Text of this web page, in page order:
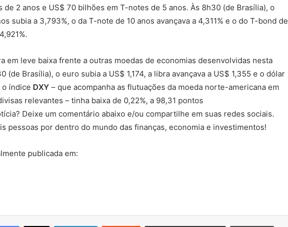
de 2 anos e US$ 70 bilhões em T-notes de 5 anos. Às 8h30 (de Brasília), o
subia a 3,793%, o da T-note de 10 anos avançava a 4,311% e o do T-bond de
em leve baixa frente a outras moedas de economias desenvolvidas nesta
(de Brasília), o euro subia a US$ 1,174, a libra avançava a US$ 1,355 e o dólar
o índice DXY – que acompanha as flutuações da moeda norte-americana em
relevantes – tinha baixa de 0,22%, a 98,31 pontos
Deixe um comentário abaixo e/ou compartilhe em suas redes sociais.
pessoas por dentro do mundo das finanças, economia e investimentos!
publicada em: